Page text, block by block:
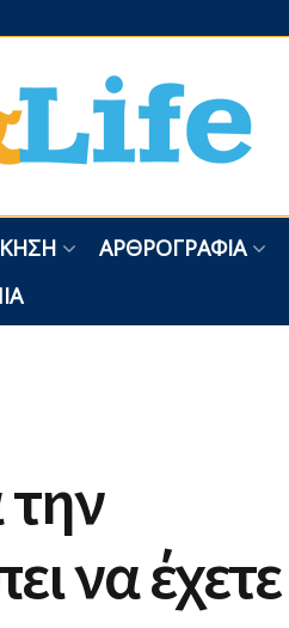
ΑΡΘΡΟΓΡΑΦΊΑ
την
να έχετε